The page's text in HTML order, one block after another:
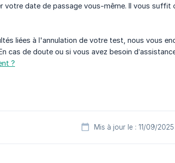
votre date de passage vous-même. Il vous
liées à l'annulation de votre test, nous vous
cas de doute ou si vous avez besoin
?
Mis à jour le : 11/09/2025